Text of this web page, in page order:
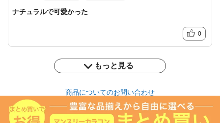
ナチュラルで可愛かった
0
もっと見る
商品についてのお問い合わせ